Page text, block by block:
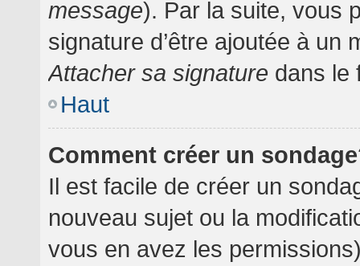
message). Par la suite, vous
signature d’être ajoutée à un
Attacher sa signature dans le
Haut
Comment créer un
Il est facile de créer un
nouveau sujet ou la
vous en avez les